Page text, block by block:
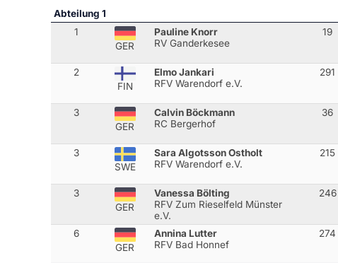
Abteilung 1
1
GER
Pauline Knorr
RV Ganderkesee
19
2
FIN
Elmo Jankari
RFV Warendorf e.V.
291
3
GER
Calvin Böckmann
RC Bergerhof
36
3
SWE
Sara Algotsson Ostholt
RFV Warendorf e.V.
215
3
GER
Vanessa Bölting
RFV Zum Rieselfeld Münster
e.V.
246
6
GER
Annina Lutter
RFV Bad Honnef
274